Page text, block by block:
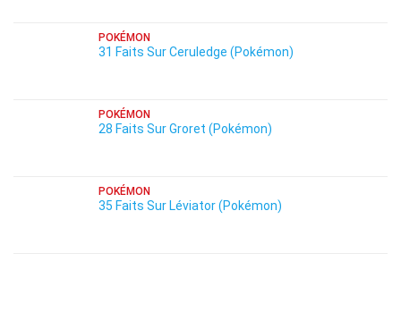
POKÉMON
31 Faits Sur Ceruledge (Pokémon)
POKÉMON
28 Faits Sur Groret (Pokémon)
POKÉMON
35 Faits Sur Léviator (Pokémon)